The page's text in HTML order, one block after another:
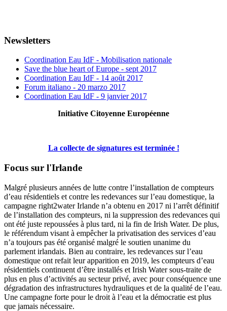
Newsletters
Coordination Eau IdF - Mobilisation nationale
Save the blue heart of Europe - sept 2017
Coordination Eau IdF - 14 août 2017
Forum italiano - 20 marzo 2017
Coordination Eau IdF - 9 janvier 2017
Initiative Citoyenne Européenne
La collecte de signatures est terminée !
Focus sur l'Irlande
Malgré plusieurs années de lutte contre l’installation de compteurs
d’eau résidentiels et contre les redevances sur l’eau domestique, la
campagne right2water Irlande n’a obtenu en 2017 ni l’arrêt définitif
de l’installation des compteurs, ni la suppression des redevances qui
ont été juste repoussées à plus tard, ni la fin de Irish Water. De plus,
le référendum visant à empêcher la privatisation des services d’eau
n’a toujours pas été organisé malgré le soutien unanime du
parlement irlandais. Bien au contraire, les redevances sur l’eau
domestique ont refait leur apparition en 2019, les compteurs d’eau
résidentiels continuent d’être installés et Irish Water sous-traite de
plus en plus d’activités au secteur privé, avec pour conséquence une
dégradation des infrastructures hydrauliques et de la qualité de l’eau.
Une campagne forte pour le droit à l’eau et la démocratie est plus
que jamais nécessaire.